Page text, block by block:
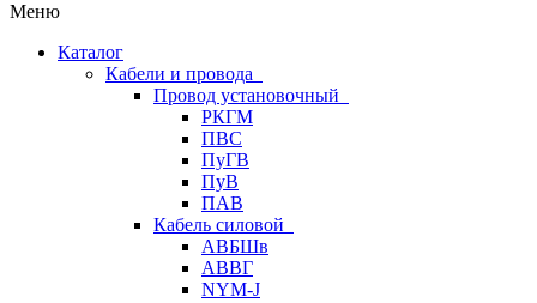
Меню
Каталог
Кабели и провода
Провод установочный
РКГМ
ПВС
ПуГВ
ПуВ
ПАВ
Кабель силовой
АВБШв
АВВГ
NYM-J